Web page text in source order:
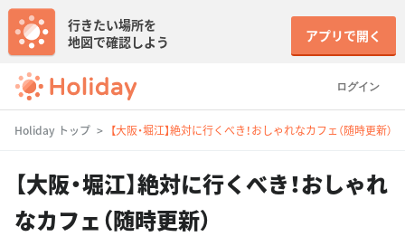
ログイン
行きたい場所を
地図で確認しよう
アプリで開く
Holiday トップ 【大阪・堀江】絶対に行くべき！おしゃれなカフェ（随時更新）
【大阪・堀江】絶対に行くべき！おしゃれ
なカフェ（随時更新）